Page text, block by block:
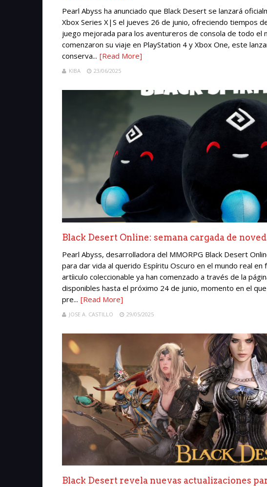
Pearl Abyss ha anunciado que Black Desert se lanzará
Xbox Series X|S el jueves 26 de junio, ofreciendo tiempos
juego mejorada para los aventureros de consola de todo el
comenzaron su viaje en PlayStation 4 y Xbox One, este
conserva... [Read More]
KIBA 23/06/2025
Black Desert Online: semana cargada de
Pearl Abyss, desarrolladora del MMORPG Black Desert
para dar vida al querido Espíritu Oscuro en el mundo real
artíiculo coleccionable ya han comenzado a través de la
disponibles hasta el próximo 24 de junio, momento en el
pre... [Read More]
JOSE A. CASTILLO 29/05/2025
Black Desert revela nuevas actualizaciones